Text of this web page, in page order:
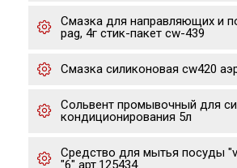
Смазка для направляющих и
pag, 4г стик-пакет cw-439
Смазка cиликоновая cw420
Сольвент промывочный для
кондиционирования 5л
Средство для мытья посуды
"6" арт.125434